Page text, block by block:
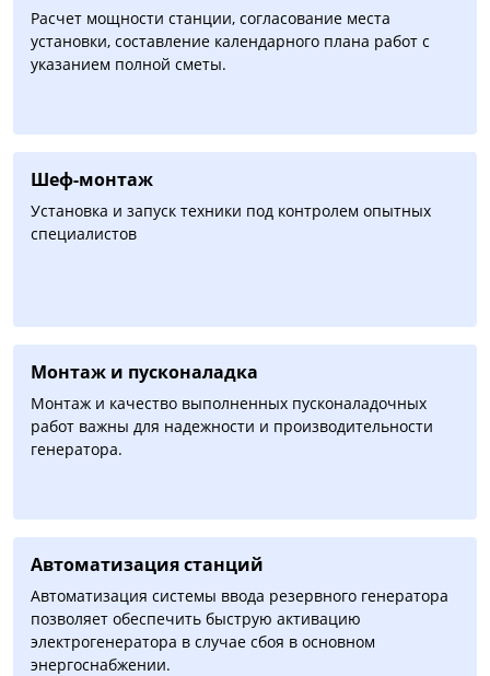
Расчет мощности станции, согласование места
установки, составление календарного плана работ с
указанием полной сметы.
Шеф-монтаж
Установка и запуск техники под контролем опытных
специалистов
Монтаж и пусконаладка
Монтаж и качество выполненных пусконаладочных
работ важны для надежности и производительности
генератора.
Автоматизация cтанций
Автоматизация системы ввода резервного генератора
позволяет обеспечить быструю активацию
электрогенератора в случае сбоя в основном
энергоснабжении.